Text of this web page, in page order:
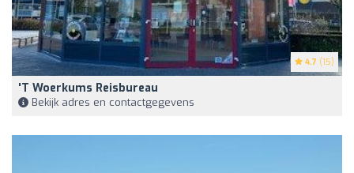
4.7 (15)
't Woerkums Reisbureau
Bekijk adres en contactgegevens